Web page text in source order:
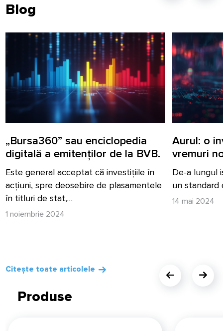
Blog
„Bursa360” sau enciclopedia
digitală a emitenților de la BVB.
Este general acceptat că investițiile în
acțiuni, spre deosebire de plasamentele
în titluri de stat,…
1 noiembrie 2024
Aurul: o
vremuri
De-a lungul
un standard
14 mai 2024
Citește toate articolele
Produse